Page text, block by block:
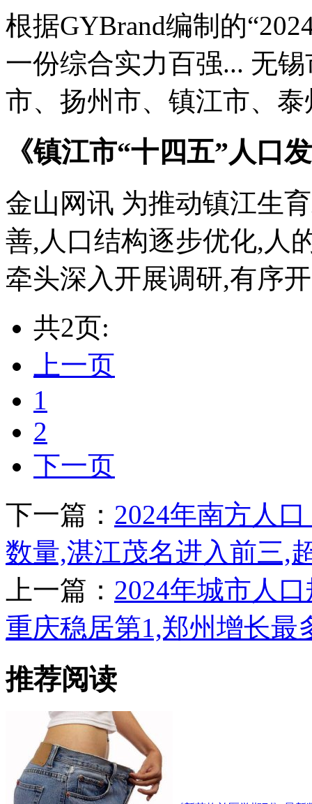
根据GYBrand编制的
一份综合实力百强... 无
市、扬州市、镇江市、
《镇江市“十四五”人口
金山网讯 为推动镇江生
善,人口结构逐步优化,人
牵头深入开展调研,有序
共2页:
上一页
1
2
下一页
下一篇： 2024年南方人
数量,湛江茂名进入前三,
上一篇： 2024年城市人
重庆稳居第1,郑州增长最
推荐阅读